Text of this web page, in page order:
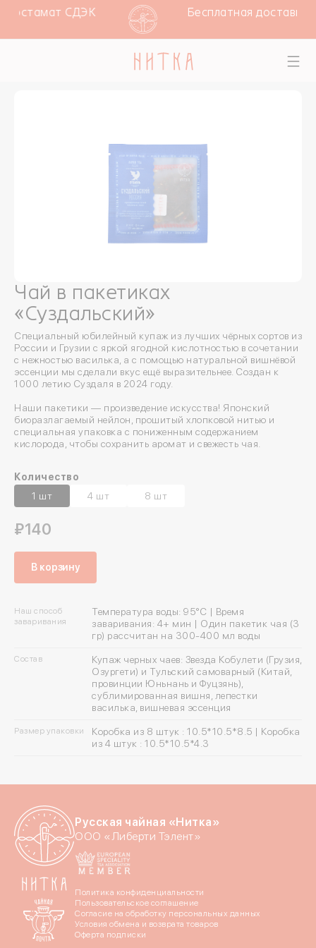
постамат СДЭК Бесплатная доставка
Чай в пакетиках
«Суздальский»
Специальный юбилейный купаж из лучших чёрных сортов из
России и Грузии с яркой ягодной кислотностью в сочетании
с нежностью василька, а с помощью натуральной вишнёвой
эссенции мы сделали вкус ещё выразительнее. Создан к
1000 летию Суздаля в 2024 году.
Наши пакетики — произведение искусства! Японский
биоразлагаемый нейлон, прошитый хлопковой нитью и
специальная упаковка с пониженным содержанием
кислорода, чтобы сохранить аромат и свежесть чая.
Количество
1 шт
4 шт 8 шт
₽140
В корзину
Наш способ
заваривания
Температура воды: 95°C | Время
заваривания: 4+ мин | Один пакетик чая (3
гр) рассчитан на 300-400 мл воды
Состав
Купаж черных чаев: Звезда Кобулети (Грузия,
Озургети) и Тульский самоварный (Китай,
провинции Юньнань и Фуцзянь),
сублимированная вишня, лепестки
василька, вишневая эссенция
Размер упаковки
Коробка из 8 штук : 10.5*10.5*8.5 | Коробка
из 4 штук : 10.5*10.5*4.3
Русская чайная «Нитка»
ООО «Либерти Тэлент»
Политика конфиденциальности
Пользовательское соглашение
Согласие на обработку персональных данных
Условия обмена и возврата товаров
Оферта подписки
Войдите в
По номеру телефона
Введите свой номер
Даю согласие на
Даю согласие c